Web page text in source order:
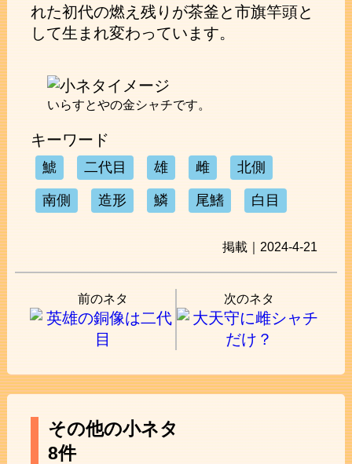
れた初代の燃え残りが茶釜と市旗竿頭と
して生まれ変わっています。
いらすとやの金シャチです。
キーワード
鯱 二代目 雄 雌 北側
南側 造形 鱗 尾鰭 白目
掲載｜2024-4-21
前のネタ 次のネタ
その他の小ネタ
8件